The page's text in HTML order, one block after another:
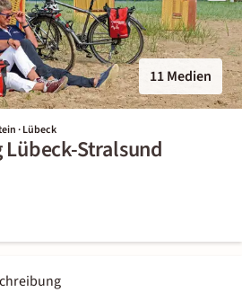
11 Medien
· Lübeck
Stralsund